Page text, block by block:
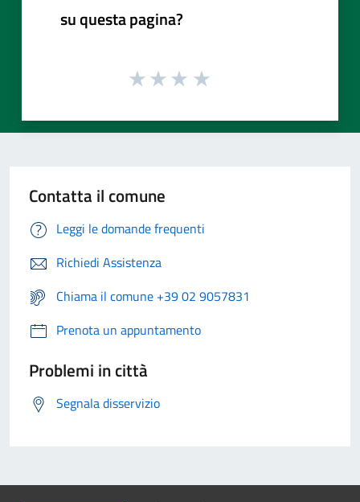
su questa pagina?
Contatta il comune
Leggi le domande frequenti
Richiedi Assistenza
Chiama il comune +39 02 9057831
Prenota un appuntamento
Problemi in città
Segnala disservizio